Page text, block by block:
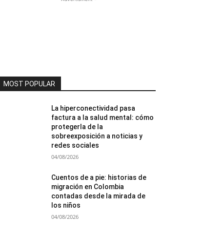
MOST POPULAR
La hiperconectividad pasa
factura a la salud mental: cómo
protegerla de la
sobreexposición a noticias y
redes sociales
04/08/2026
Cuentos de a pie: historias de
migración en Colombia
contadas desde la mirada de
los niños
04/08/2026